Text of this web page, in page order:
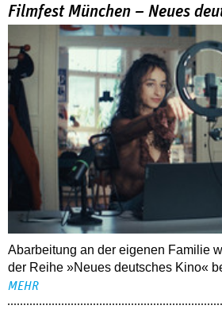
Filmfest München – Neues
Abarbeitung an der eigenen Familie
der Reihe »Neues deutsches Kino«
MEHR